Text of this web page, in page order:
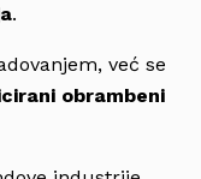
.
već se
obrambeni